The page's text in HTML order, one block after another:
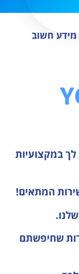
מידע חשוב
לך במקצועיות
המתאים!
שחיפשתם